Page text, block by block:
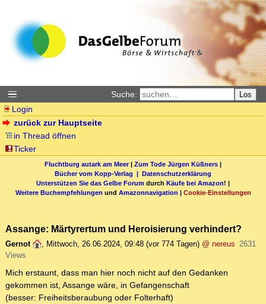
Suche: Los
Login
zurück zur Hauptseite
in Thread öffnen
Ticker
Fluchtburg autark am Meer| Zum Tode Jürgen Küßners |
Bücher vom Kopp-Verlag | Datenschutzerklärung
Unterstützen Sie das Gelbe Forum durch Käufe bei Amazon! |
Weitere Buchempfehlungen und Amazonnavigation | Cookie-Einstellungen
Assange: Märtyrertum und Heroisierung verhindert?
Gernot , Mittwoch, 26.06.2024, 09:48 (vor 774 Tagen) @ nereus 2631
Views
Mich erstaunt, dass man hier noch nicht auf den Gedanken
gekommen ist, Assange wäre, in Gefangenschaft
(besser: Freiheitsberaubung oder Folterhaft)